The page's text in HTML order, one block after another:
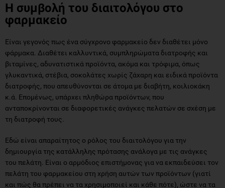
Η συμβολή του διαιτολόγου στο
φαρμακείο
Είναι γεγονός πως ένα σύγχρονο φαρμακείο δεν διαθέτει μόνο
φάρμακα. Διαθέτει καλλυντικά, συμπληρώματα διατροφής και
βιταμίνες, αδυνατιστικά προϊόντα, ακόμα και τρόφιμα, όπως
γλυκαντικά, στέβια, σοκολάτες χωρίς ζάχαρη και ειδικά προϊόντα
διατροφής, που απευθύνονται σε άτομα με διαβήτη, κοιλιοκάκη
κ.ά. Επομένως, υπάρχει πληθώρα προϊόντων, που
ανταποκρίνονται σε διαφορετικές ανάγκες πελατών σε σχέση με
τη διατροφή τους.
Εδώ είναι απαραίτητος ο ρόλος του διαιτολόγου για την
δημιουργία της κατάλληλης πρότασης ανάλογα με τις ανάγκες
του πελάτη. Είναι ο αρμόδιος επιστήμονας για να εκπαιδεύσει τον
πελάτη του φαρμακείου στη χρήση αυτών των προϊόντων (γιατί
και πώς θα πρέπει να τα χρησιμοποιεί και κάθε πότε), ώστε να τα